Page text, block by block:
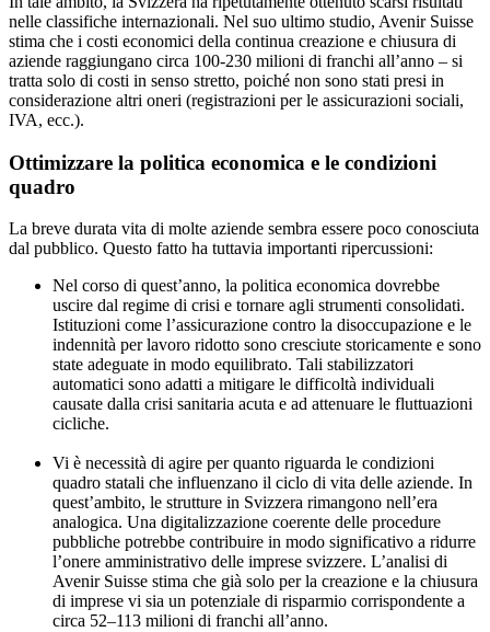
nelle classifiche internazionali. Nel suo ultimo studio, Avenir Suisse
stima che i costi economici della continua creazione e chiusura di
aziende raggiungano circa 100-230 milioni di franchi all’anno – si
tratta solo di costi in senso stretto, poiché non sono stati presi in
considerazione altri oneri (registrazioni per le assicurazioni sociali,
IVA, ecc.).
Ottimizzare la politica economica e le condizioni
quadro
La breve durata vita di molte aziende sembra essere poco conosciuta
dal pubblico. Questo fatto ha tuttavia importanti ripercussioni:
Nel corso di quest’anno, la politica economica dovrebbe
uscire dal regime di crisi e tornare agli strumenti consolidati.
Istituzioni come l’assicurazione contro la disoccupazione e le
indennità per lavoro ridotto sono cresciute storicamente e sono
state adeguate in modo equilibrato. Tali stabilizzatori
automatici sono adatti a mitigare le difficoltà individuali
causate dalla crisi sanitaria acuta e ad attenuare le fluttuazioni
cicliche.
Vi è necessità di agire per quanto riguarda le condizioni
quadro statali che influenzano il ciclo di vita delle aziende. In
quest’ambito, le strutture in Svizzera rimangono nell’era
analogica. Una digitalizzazione coerente delle procedure
pubbliche potrebbe contribuire in modo significativo a ridurre
l’onere amministrativo delle imprese svizzere. L’analisi di
Avenir Suisse stima che già solo per la creazione e la chiusura
di imprese vi sia un potenziale di risparmio corrispondente a
circa 52–113 milioni di franchi all’anno.